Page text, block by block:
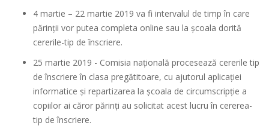
4 martie – 22 martie 2019 va fi intervalul de timp în care
părinții vor putea completa online sau la școala dorită
cererile-tip de înscriere.
25 martie 2019 - Comisia națională procesează cererile tip
de înscriere în clasa pregătitoare, cu ajutorul aplicației
informatice și repartizarea la școala de circumscripție a
copiilor ai căror părinți au solicitat acest lucru în cererea-
tip de înscriere.